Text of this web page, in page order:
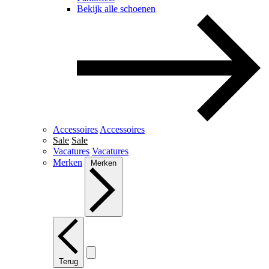
Bekijk alle schoenen
Accessoires Accessoires
Sale Sale
Vacatures Vacatures
Merken
Merken
Terug